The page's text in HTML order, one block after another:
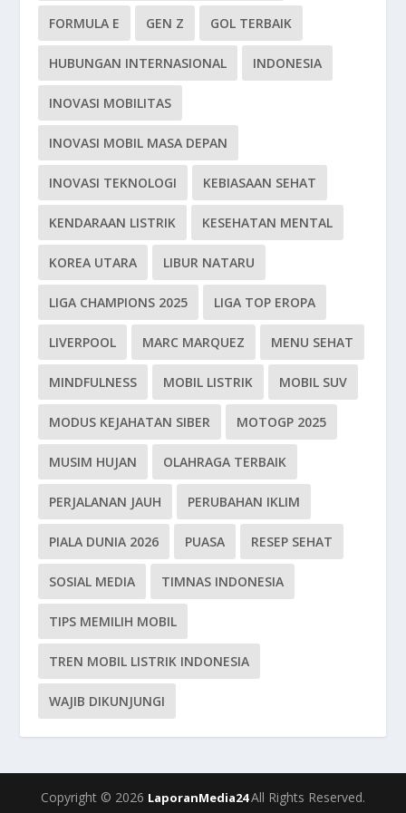
FORMULA E GEN Z GOL TERBAIK
HUBUNGAN INTERNASIONAL INDONESIA
INOVASI MOBILITAS
INOVASI MOBIL MASA DEPAN
INOVASI TEKNOLOGI KEBIASAAN SEHAT
KENDARAAN LISTRIK KESEHATAN MENTAL
KOREA UTARA LIBUR NATARU
LIGA CHAMPIONS 2025 LIGA TOP EROPA
LIVERPOOL MARC MARQUEZ MENU SEHAT
MINDFULNESS MOBIL LISTRIK MOBIL SUV
MODUS KEJAHATAN SIBER MOTOGP 2025
MUSIM HUJAN OLAHRAGA TERBAIK
PERJALANAN JAUH PERUBAHAN IKLIM
PIALA DUNIA 2026 PUASA RESEP SEHAT
SOSIAL MEDIA TIMNAS INDONESIA
TIPS MEMILIH MOBIL
TREN MOBIL LISTRIK INDONESIA
WAJIB DIKUNJUNGI
Copyright © 2026 LaporanMedia24All Rights Reserved.